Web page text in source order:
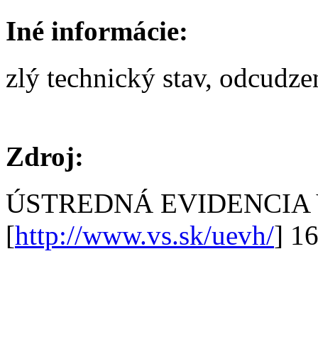
Iné informácie:
zlý technický stav,
Zdroj:
ÚSTREDNÁ
[http://www.vs.sk/uevh/]